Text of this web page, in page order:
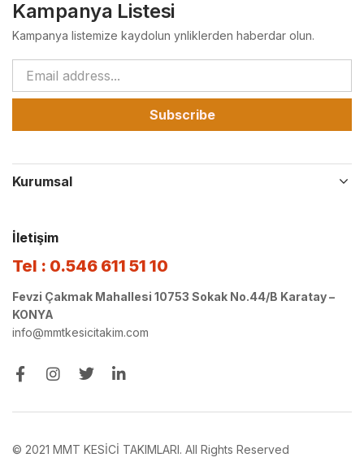
Kampanya Listesi
Kampanya listemize kaydolun ynliklerden haberdar olun.
Subscribe
Kurumsal
İletişim
Tel : 0.546 611 51 10
Fevzi Çakmak Mahallesi 10753 Sokak No.44/B Karatay –
KONYA
info@mmtkesicitakim.com
© 2021 MMT KESİCİ TAKIMLARI. All Rights Reserved